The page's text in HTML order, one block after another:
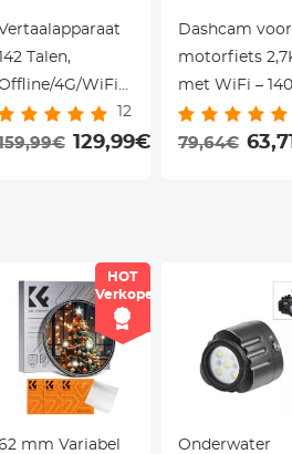
Talen,
4G/WiFi
- Voor
en
12
129,99€
Dashcam voor
motorfiets
met WiFi –
groothoek, G-
sensor, loop
79,64€
HOT
Verkoper
mm Variabel
Onderwater